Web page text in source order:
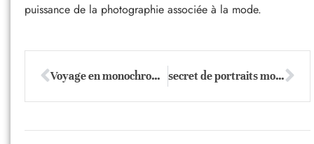
puissance de la photographie associée à la mode.
Voyage en monochrome : révéler l’âme cachée des sujets en noir et blanc secret de portraits modernes : des conseils inédits pour sublimer vos clichés